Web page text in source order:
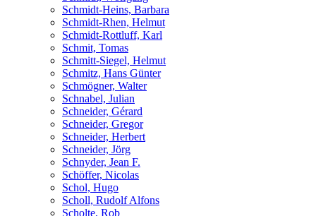
Schmidt-Heins, Barbara
Schmidt-Rhen, Helmut
Schmidt-Rottluff, Karl
Schmit, Tomas
Schmitt-Siegel, Helmut
Schmitz, Hans Günter
Schmögner, Walter
Schnabel, Julian
Schneider, Gérard
Schneider, Gregor
Schneider, Herbert
Schneider, Jörg
Schnyder, Jean F.
Schöffer, Nicolas
Schol, Hugo
Scholl, Rudolf Alfons
Scholte, Rob